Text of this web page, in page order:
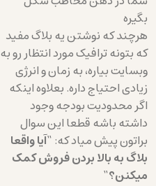
بگیره
هرچند که نوشتن یه بلاگ مفید
که بتونه ترافیک مورد انتظار رو به
وبسایت بیاره، به زمان و انرژی
زیادی احتیاج داره. بعلاوه اینکه
اگر محدودیت بودجه وجود
داشته باشه قطعا این سوال
براتون پیش میاد که: “آیا واقعا
بلاگ به بالا بردن فروش کمک
میکنن؟“